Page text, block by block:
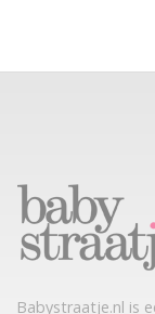
Babystraatje.nl is